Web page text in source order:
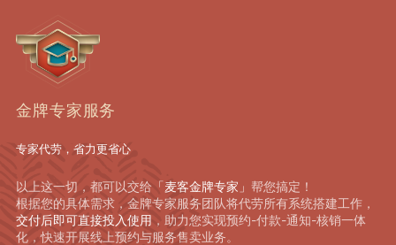
金牌专家服务
专家代劳，省力更省心
以上这一切，都可以交给「麦客金牌专家」 帮您搞定！
根据您的具体需求，金牌专家服务团队将代劳所有系统搭建工作，
交付后即可直接投入使用 ，助力您实现预约-付款-通知-核销一体
化，快速开展线上预约与服务售卖业务。